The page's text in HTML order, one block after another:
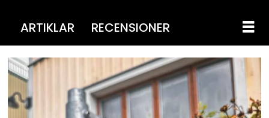
ARTIKLAR RECENSIONER